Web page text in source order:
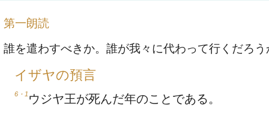
第一朗読
誰を遣わすべきか。誰が我々に代わって行くだろう
イザヤの預言
6・1 ウジヤ王が死んだ年のことである。